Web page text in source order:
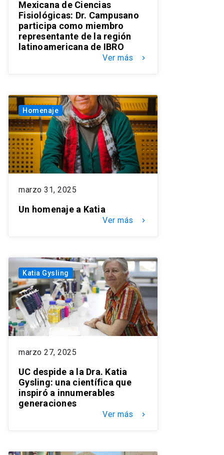
Mexicana de Ciencias
Fisiológicas: Dr. Campusano
participa como miembro
representante de la región
latinoamericana de IBRO
Ver más keyboard_arrow_right
Homenaje
marzo 31, 2025
Un homenaje a Katia
Ver más keyboard_arrow_right
Katia Gysling
marzo 27, 2025
UC despide a la Dra. Katia
Gysling: una científica que
inspiró a innumerables
generaciones
Ver más keyboard_arrow_right